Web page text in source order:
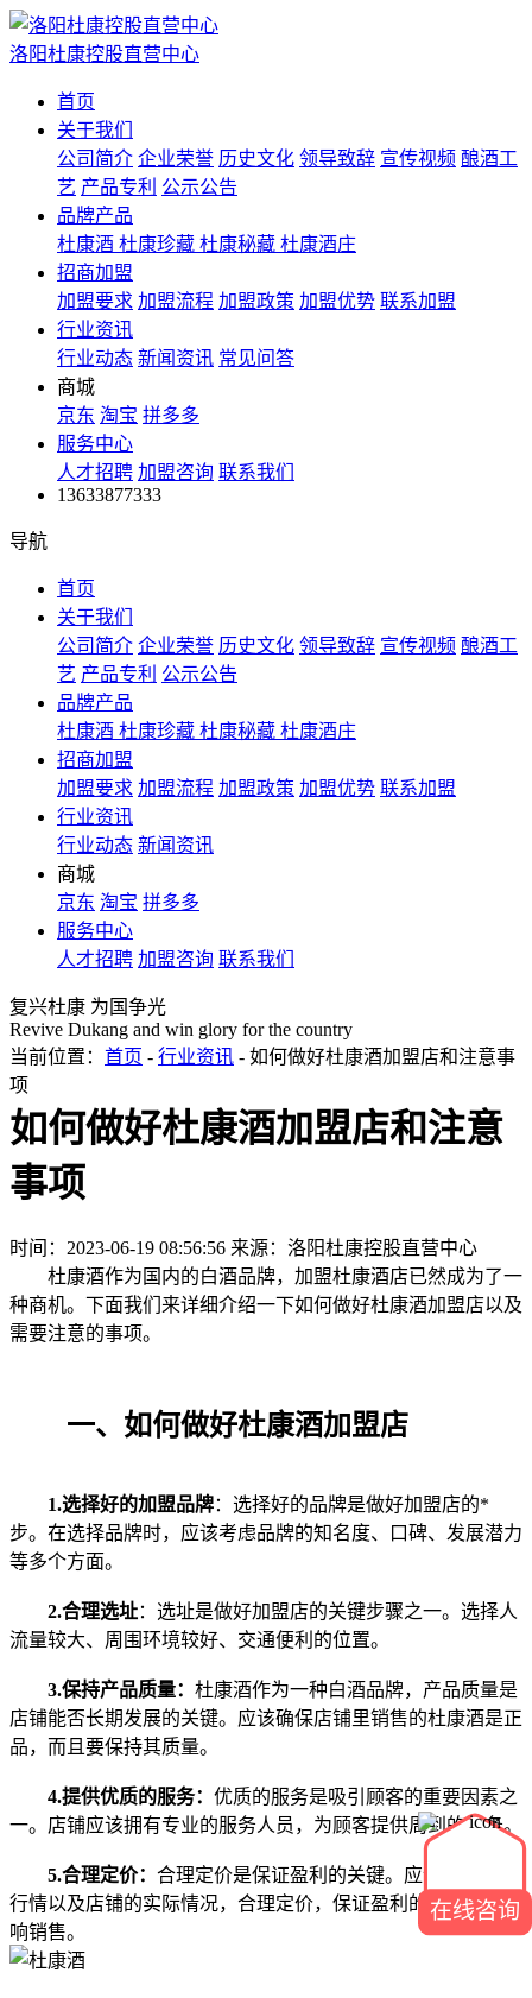
洛阳杜康控股直营中心
首页
关于我们
公司简介 企业荣誉 历史文化 领导致辞 宣传视频 酿酒工
艺 产品专利 公示公告
品牌产品
杜康酒 杜康珍藏 杜康秘藏 杜康酒庄
招商加盟
加盟要求 加盟流程 加盟政策 加盟优势 联系加盟
行业资讯
行业动态 新闻资讯 常见问答
商城
京东 淘宝 拼多多
服务中心
人才招聘 加盟咨询 联系我们
13633877333
导航
首页
关于我们
公司简介 企业荣誉 历史文化 领导致辞 宣传视频 酿酒工
艺 产品专利 公示公告
品牌产品
杜康酒 杜康珍藏 杜康秘藏 杜康酒庄
招商加盟
加盟要求 加盟流程 加盟政策 加盟优势 联系加盟
行业资讯
行业动态 新闻资讯
商城
京东 淘宝 拼多多
服务中心
人才招聘 加盟咨询 联系我们
复兴杜康 为国争光
Revive Dukang and win glory for the country
当前位置： 首页 - 行业资讯 - 如何做好杜康酒加盟店和注意事
项
如何做好杜康酒加盟店和注意
事项
时间：2023-06-19 08:56:56 来源：洛阳杜康控股直营中心
杜康酒作为国内的白酒品牌，加盟杜康酒店已然成为了一
种商机。下面我们来详细介绍一下如何做好杜康酒加盟店以及
需要注意的事项。
一、如何做好杜康酒加盟店
1.选择好的加盟品牌：选择好的品牌是做好加盟店的*
步。在选择品牌时，应该考虑品牌的知名度、口碑、发展潜力
等多个方面。
2.合理选址：选址是做好加盟店的关键步骤之一。选择人
流量较大、周围环境较好、交通便利的位置。
3.保持产品质量： 杜康酒作为一种白酒品牌，产品质量是
店铺能否长期发展的关键。应该确保店铺里销售的杜康酒是正
品，而且要保持其质量。
4.提供优质的服务： 优质的服务是吸引顾客的重要因素之
一。店铺应该拥有专业的服务人员，为顾客提供周到的服务。
5.合理定价： 合理定价是保证盈利的关键。应该根据市场
行情以及店铺的实际情况，合理定价，保证盈利的同时又不影
响销售。
在线咨询